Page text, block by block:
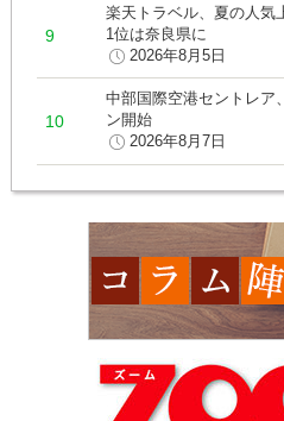
楽天トラベル、夏の人
1位は奈良県に
2026年8月5日
中部国際空港セントレア
ン開始
2026年8月7日